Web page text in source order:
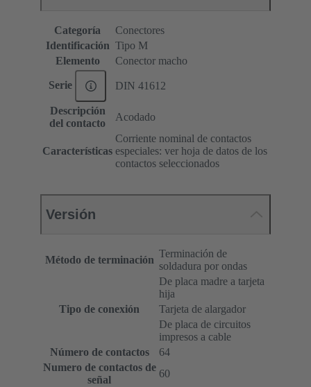
Categoría
Conectores
Identificación Tipo M
Elemento
Conector macho
Serie DIN 41612
Descripción
del contacto
Acodado
Características
Corriente nominal de contactos
especiales: ver hoja de datos de los
contactos seleccionados
Versión
Método de terminación
Terminación de
soldadura por ondas
Tipo de conexión
De placa madre a tarjeta
hija
Tarjeta de alargador
De placa de circuitos
impresos a cable
Número de contactos
64
Numero de contactos de
señal
60